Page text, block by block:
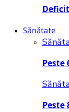
Sănătate
Peste
Peste